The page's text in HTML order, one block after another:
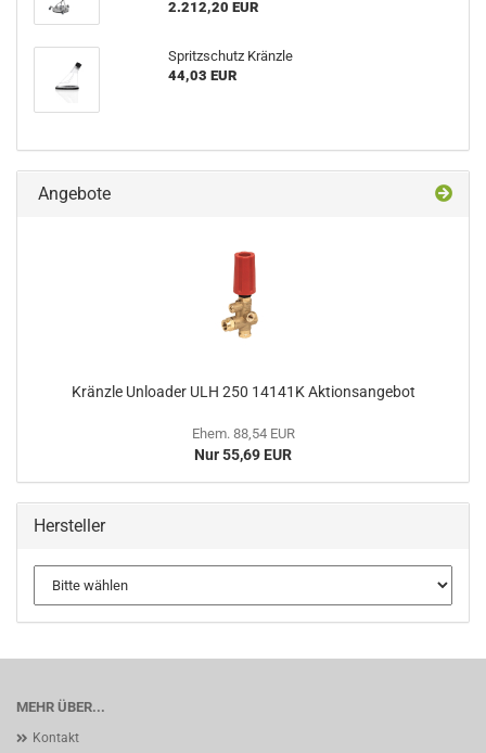
2.212,20 EUR
Spritzschutz Kränzle
44,03 EUR
Angebote
Kränzle Unloader ULH 250 14141K Aktionsangebot
Ehem. 88,54 EUR
Nur 55,69 EUR
Hersteller
MEHR ÜBER...
Kontakt